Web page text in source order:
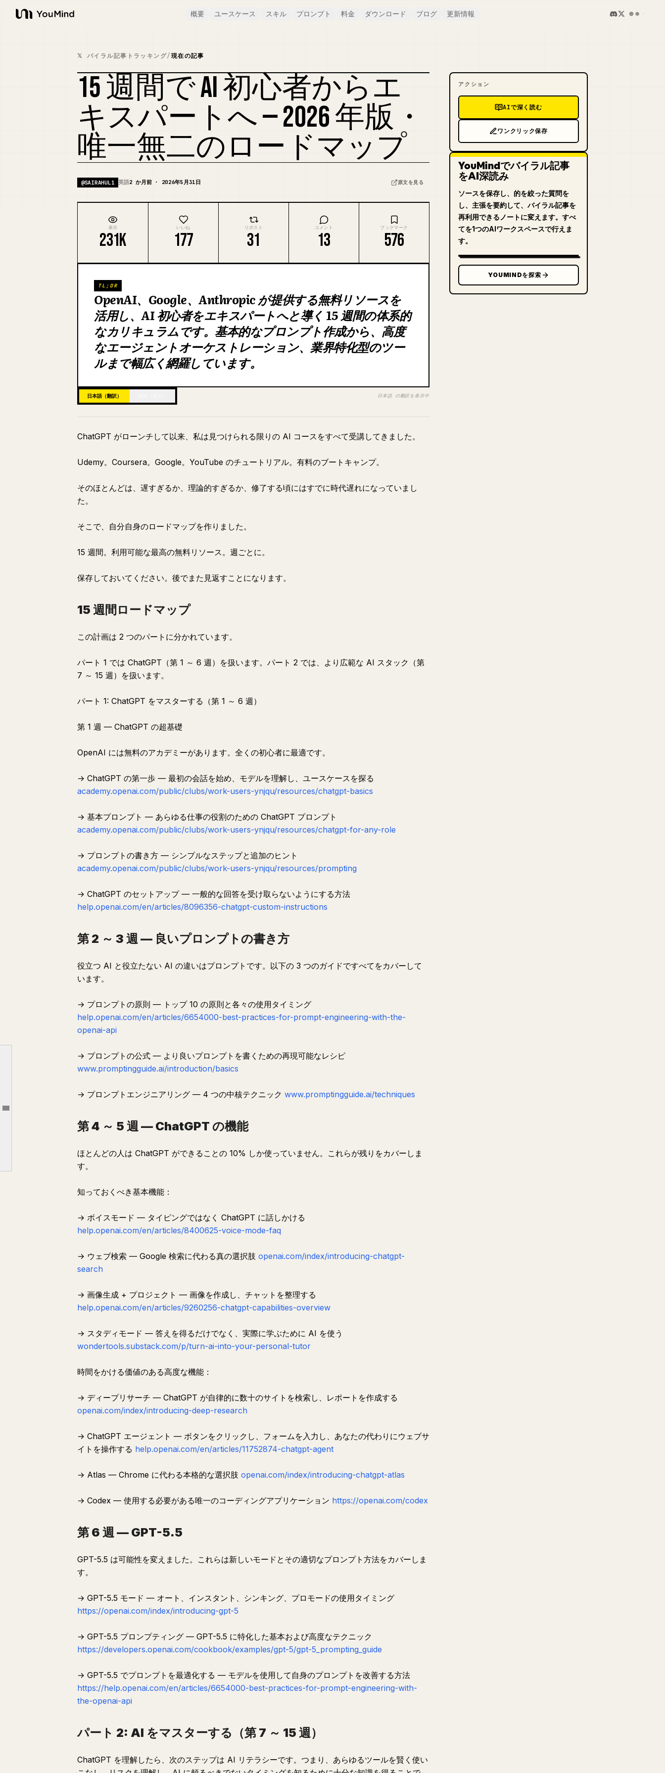
YouMind
概要 ユースケース スキル プロンプト 料金 ダウンロード ブログ 更新情報
Article outline
第 2 ～ 3 週 — 良いプロンプトの書き方
第 4 ～ 5 週 — ChatGPT の機能
AI リテラシー（第 7 ～ 10 週）
第 13 ～ 14 週 — Gemini を学ぶ
𝕏 バイラル記事トラッキング/現在の記事
カバーをリミックス
15 週間で AI 初心者からエ
キスパートへ — 2026 年版・
唯一無二のロードマップ
@SAIRAHUL1 英語2 か月前 · 2026年5月31日 原文を見る
表示
231K
いいね
177
リポスト
31
コメント
13
ブックマーク
576
TL;DR
OpenAI、Google、Anthropic が提供する無料リソースを
活用し、AI 初心者をエキスパートへと導く 15 週間の体系的
なカリキュラムです。基本的なプロンプト作成から、高度
なエージェントオーケストレーション、業界特化型のツー
ルまで幅広く網羅しています。
日本語（翻訳） 日本語 の翻訳を表示中
ChatGPT がローンチして以来、私は見つけられる限りの AI コースをすべて受講してきました。
Udemy。Coursera。Google。YouTube のチュートリアル。有料のブートキャンプ。
そのほとんどは、遅すぎるか、理論的すぎるか、修了する頃にはすでに時代遅れになっていまし
た。
そこで、自分自身のロードマップを作りました。
15 週間。利用可能な最高の無料リソース。週ごとに。
保存しておいてください。後でまた見返すことになります。
15 週間ロードマップ
この計画は 2 つのパートに分かれています。
パート 1 では ChatGPT（第 1 ～ 6 週）を扱います。パート 2 では、より広範な AI スタック（第
7 ～ 15 週）を扱います。
パート 1: ChatGPT をマスターする（第 1 ～ 6 週）
第 1 週 — ChatGPT の超基礎
OpenAI には無料のアカデミーがあります。全くの初心者に最適です。
→ ChatGPT の第一歩 — 最初の会話を始め、モデルを理解し、ユースケースを探る
academy.openai.com/public/clubs/work-users-ynjqu/resources/chatgpt-basics
→ 基本プロンプト — あらゆる仕事の役割のための ChatGPT プロンプト
academy.openai.com/public/clubs/work-users-ynjqu/resources/chatgpt-for-any-role
→ プロンプトの書き方 — シンプルなステップと追加のヒント
academy.openai.com/public/clubs/work-users-ynjqu/resources/prompting
→ ChatGPT のセットアップ — 一般的な回答を受け取らないようにする方法
help.openai.com/en/articles/8096356-chatgpt-custom-instructions
第 2 ～ 3 週 — 良いプロンプトの書き方
役立つ AI と役立たない AI の違いはプロンプトです。以下の 3 つのガイドですべてをカバーして
います。
→ プロンプトの原則 — トップ 10 の原則と各々の使用タイミング
help.openai.com/en/articles/6654000-best-practices-for-prompt-engineering-with-the-
openai-api
→ プロンプトの公式 — より良いプロンプトを書くための再現可能なレシピ
www.promptingguide.ai/introduction/basics
→ プロンプトエンジニアリング — 4 つの中核テクニック www.promptingguide.ai/techniques
第 4 ～ 5 週 — ChatGPT の機能
ほとんどの人は ChatGPT ができることの 10% しか使っていません。これらが残りをカバーしま
す。
知っておくべき基本機能：
→ ボイスモード — タイピングではなく ChatGPT に話しかける
help.openai.com/en/articles/8400625-voice-mode-faq
→ ウェブ検索 — Google 検索に代わる真の選択肢 openai.com/index/introducing-chatgpt-
search
→ 画像生成 + プロジェクト — 画像を作成し、チャットを整理する
help.openai.com/en/articles/9260256-chatgpt-capabilities-overview
→ スタディモード — 答えを得るだけでなく、実際に学ぶために AI を使う
wondertools.substack.com/p/turn-ai-into-your-personal-tutor
時間をかける価値のある高度な機能：
→ ディープリサーチ — ChatGPT が自律的に数十のサイトを検索し、レポートを作成する
openai.com/index/introducing-deep-research
→ ChatGPT エージェント — ボタンをクリックし、フォームを入力し、あなたの代わりにウェブサ
イトを操作する help.openai.com/en/articles/11752874-chatgpt-agent
→ Atlas — Chrome に代わる本格的な選択肢 openai.com/index/introducing-chatgpt-atlas
→ Codex — 使用する必要がある唯一のコーディングアプリケーション https://openai.com/codex
第 6 週 — GPT-5.5
GPT-5.5 は可能性を変えました。これらは新しいモードとその適切なプロンプト方法をカバーしま
す。
→ GPT-5.5 モード — オート、インスタント、シンキング、プロモードの使用タイミング
https://openai.com/index/introducing-gpt-5
→ GPT-5.5 プロンプティング — GPT-5.5 に特化した基本および高度なテクニック
https://developers.openai.com/cookbook/examples/gpt-5/gpt-5_prompting_guide
→ GPT-5.5 でプロンプトを最適化する — モデルを使用して自身のプロンプトを改善する方法
https://help.openai.com/en/articles/6654000-best-practices-for-prompt-engineering-with-
the-openai-api
パート 2: AI をマスターする（第 7 ～ 15 週）
ChatGPT を理解したら、次のステップは AI リテラシーです。つまり、あらゆるツールを賢く使い
アクション
AIで深く読む
ワンクリック保存
YouMindでバイラル記事
をAI深読み
ソースを保存し、的を絞った質問を
し、主張を要約して、バイラル記事を
再利用できるノートに変えます。すべ
てを1つのAIワークスペースで行えま
す。
YOUMINDを探索